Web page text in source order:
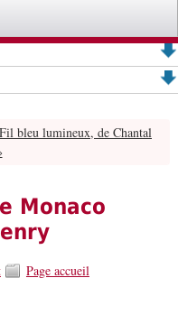
bleu lumineux, de Chantal
Monaco
Page accueil